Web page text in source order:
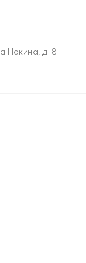
Нокина, д. 8